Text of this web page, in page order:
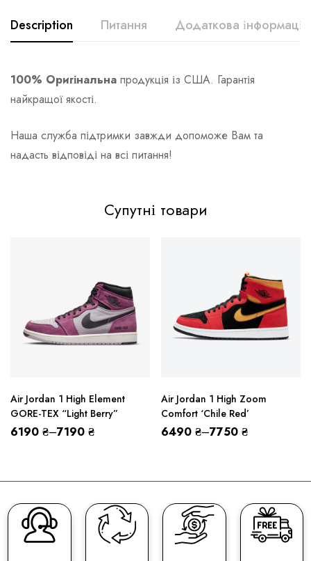
Description Питання Додаткова інформація
100% Оригінальна продукція із США. Гарантія
найкращої якості.
Наша служба підтримки завжди допоможе Вам та
надасть відповіді на всі питання!
Супутні товари
Air Jordan 1 High Element
GORE-TEX “Light Berry”
6190 ₴–7190 ₴
Air Jordan 1 High Zoom
Comfort ‘Chile Red’
6490 ₴–7750 ₴